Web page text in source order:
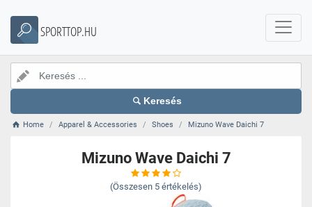
SPORTTOP.HU
Keresés
Home Apparel & Accessories Shoes Mizuno Wave Daichi 7
Mizuno Wave Daichi 7
(Összesen 5 értékelés)